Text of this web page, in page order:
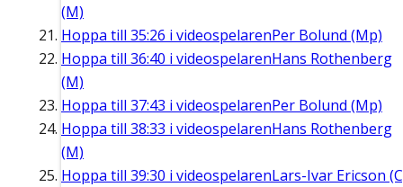
(M)
Hoppa till 35:26 i videospelarenPer Bolund (Mp)
Hoppa till 36:40 i videospelarenHans Rothenberg
(M)
Hoppa till 37:43 i videospelarenPer Bolund (Mp)
Hoppa till 38:33 i videospelarenHans Rothenberg
(M)
Hoppa till 39:30 i videospelarenLars-Ivar Ericson